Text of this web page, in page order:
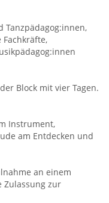
Tanzpädagog:innen,
Block mit vier Tagen.
Instrument,
am Entdecken und
an einem
zur